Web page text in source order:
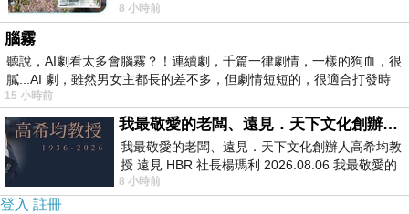
更多資料、資訊參考分享↓↓↓
但因與臺鐵集集線車站同名，於1953
8 小時前
腦霧
聽說，AI劇看太多會腦霧？！連續劇，千篇一律劇情，一樣的狗血，很
膩...AI 劇，雖然男女主都長的差不多，但劇情短短的，很適合打發時
15 小時前
我最敬愛的老闆、遠見．天下文化創辦人高希均教授
我最敬愛的老闆、遠見．天下文化創辦人高希均教
授 遠見 HBR 社長楊瑪利 2026.08.06 我最敬愛的
老闆、遠見．天下文化創辦人高希均教
8 小時前
登入 註冊